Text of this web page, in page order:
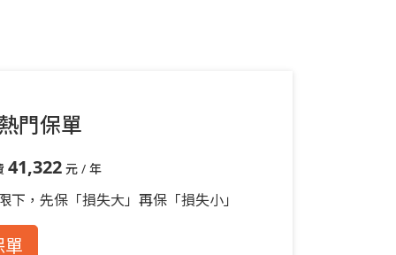
門保單
41,322元 / 年
下，先保「損失大」再保「損失小」
單